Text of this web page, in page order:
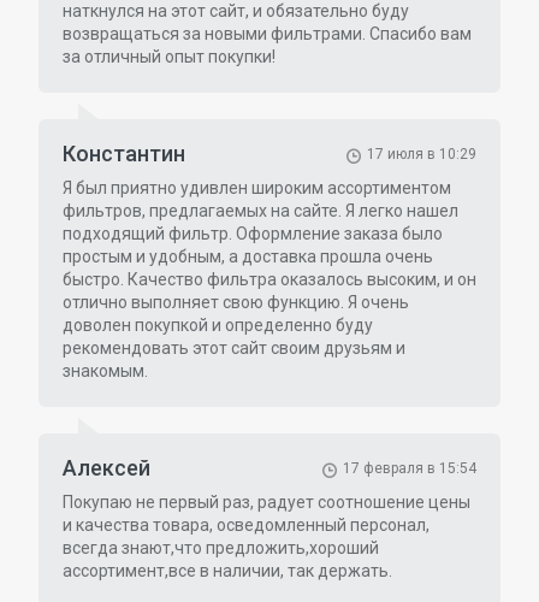
наткнулся на этот сайт, и обязательно буду
возвращаться за новыми фильтрами. Спасибо вам
за отличный опыт покупки!
17 июля в 10:29
Константин
Я был приятно удивлен широким ассортиментом
фильтров, предлагаемых на сайте. Я легко нашел
подходящий фильтр. Оформление заказа было
простым и удобным, а доставка прошла очень
быстро. Качество фильтра оказалось высоким, и он
отлично выполняет свою функцию. Я очень
доволен покупкой и определенно буду
рекомендовать этот сайт своим друзьям и
знакомым.
17 февраля в 15:54
Алексей
Покупаю не первый раз, радует соотношение цены
и качества товара, осведомленный персонал,
всегда знают,что предложить,хороший
ассортимент,все в наличии, так держать.